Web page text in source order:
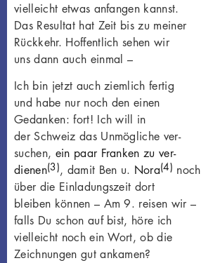
vielleicht etwas anfangen kannst.
Das Resultat hat Zeit bis zu meiner
Rückkehr. Hoffentlich sehen wir
uns dann auch einmal –
Ich bin jetzt auch ziemlich fertig
und habe nur noch den einen
Gedanken: fort! Ich will in
der Schweiz das Unmögliche ver-
suchen, ein paar Franken zu ver-
dienen(3), damit Ben u. Nora(4) noch
über die Einladungszeit dort
bleiben können – Am 9. reisen wir –
falls Du schon auf bist, höre ich
vielleicht noch ein Wort, ob die
Zeichnungen gut ankamen?